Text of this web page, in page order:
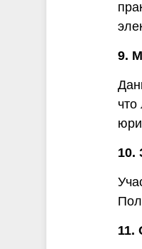
9.
10.
11.